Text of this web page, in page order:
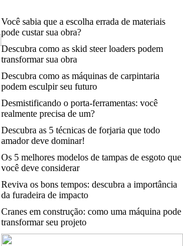
Você sabia que a escolha errada de materiais
pode custar sua obra?
Descubra como as skid steer loaders podem
transformar sua obra
Descubra como as máquinas de carpintaria
podem esculpir seu futuro
Desmistificando o porta-ferramentas: você
realmente precisa de um?
Descubra as 5 técnicas de forjaria que todo
amador deve dominar!
Os 5 melhores modelos de tampas de esgoto que
você deve considerar
Reviva os bons tempos: descubra a importância
da furadeira de impacto
Cranes em construção: como uma máquina pode
transformar seu projeto